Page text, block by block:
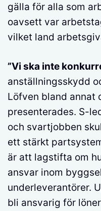
gälla för alla som
oavsett var
vilket land
”Vi ska inte
anställningsskydd
Löfven bland annat
presenterades. S-
och svartjobben
ett stärkt
är att lagstifta om
ansvar inom
underleverantörer.
bli ansvarig för